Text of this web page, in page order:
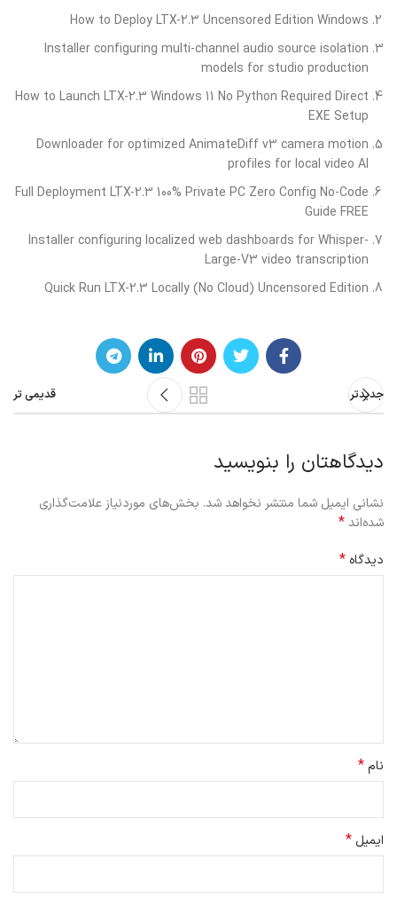
How to Deploy LTX-2.3 Uncensored Edition Windows
Installer configuring multi-channel audio source isolation
models for studio production
How to Launch LTX-2.3 Windows 11 No Python Required Direct
EXE Setup
Downloader for optimized AnimateDiff v3 camera motion
profiles for local video AI
Full Deployment LTX-2.3 100% Private PC Zero Config No-Code
Guide FREE
Installer configuring localized web dashboards for Whisper-
Large-V3 video transcription
Quick Run LTX-2.3 Locally (No Cloud) Uncensored Edition
جدیدتر قدیمی تر
دیدگاهتان را بنویسید
نشانی ایمیل شما منتشر نخواهد شد. بخش‌های موردنیاز علامت‌گذاری
شده‌اند*
دیدگاه *
نام*
ایمیل *